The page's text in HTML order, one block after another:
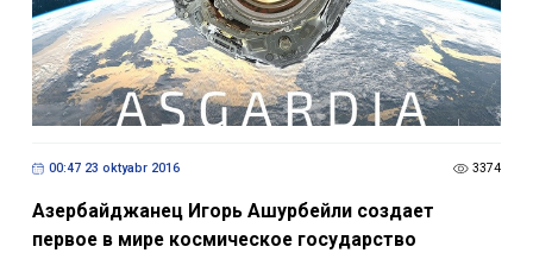
00:47 23 oktyabr 2016 3374
Азербайджанец Игорь Ашурбейли создает
первое в мире космическое государство